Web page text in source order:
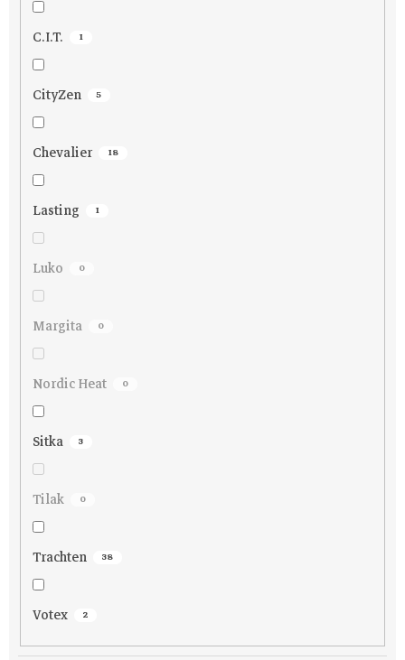
C.I.T. 1
CityZen 5
Chevalier 18
Lasting 1
Luko 0
Margita 0
Nordic Heat 0
Sitka 3
Tilak 0
Trachten 38
Votex 2